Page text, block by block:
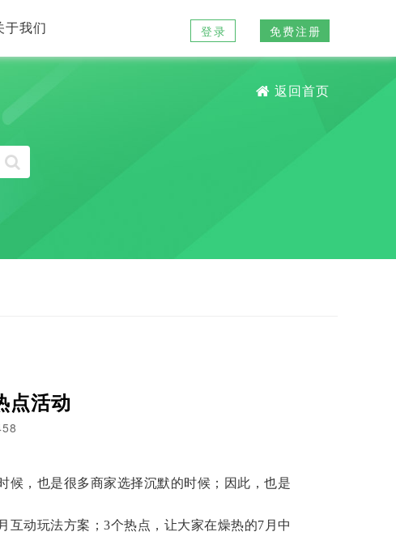
于我们 免费注册
登录
返回首页
点活动
候，也是很多商家选择沉默的时候；因此，也是
互动玩法方案；3个热点，让大家在燥热的7 月中